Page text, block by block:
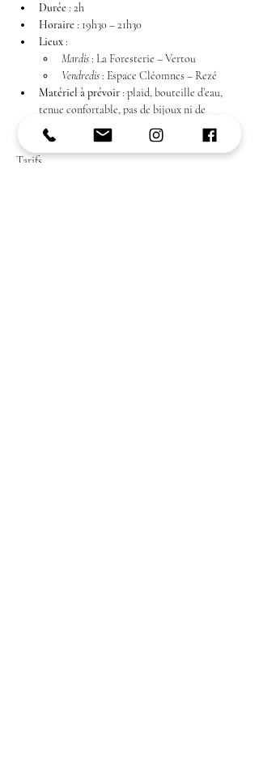
Durée : 2h
Horaire : 19h30 – 21h30
Lieux :
Mardis : La Foresterie – Vertou
Vendredis : Espace Cléomnes – Rezé
Matériel à prévoir : plaid, bouteille d’eau,
tenue confortable, pas de bijoux ni de
maquillage.
Tarifs